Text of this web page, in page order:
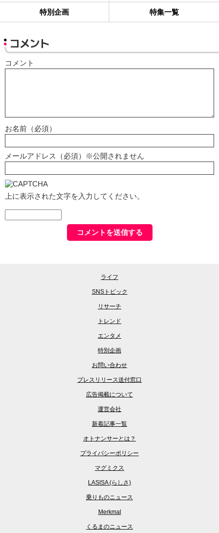
特別企画 特集一覧
コメント
コメント
お名前（必須）
メールアドレス（必須）※公開されません
上に表示された文字を入力してください。
ライフ
SNSトピック
リサーチ
トレンド
エンタメ
特別企画
お問い合わせ
プレスリリース送付窓口
広告掲載について
運営会社
新着記事一覧
オトナンサーとは？
プライバシーポリシー
マグミクス
LASISA (らしさ)
乗りものニュース
Merkmal
くるまのニュース